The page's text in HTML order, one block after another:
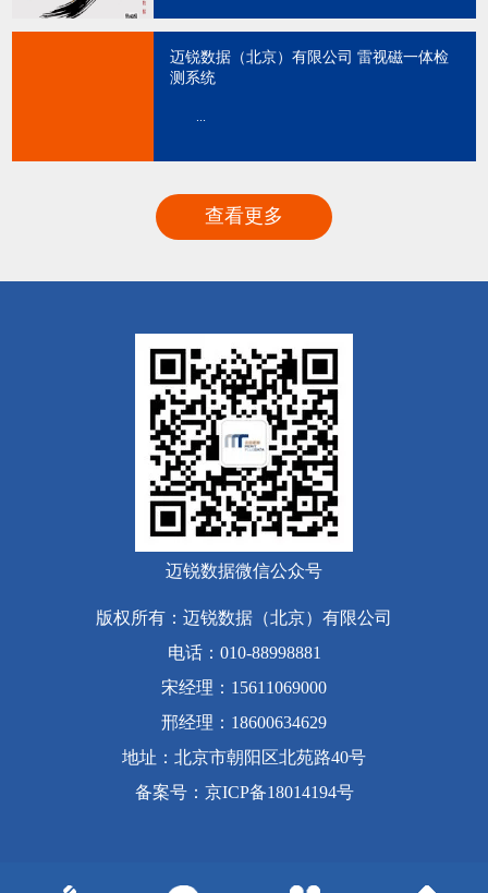
迈锐数据（北京）有限公司 雷视磁一体检
测系统
...
查看更多
迈锐数据微信公众号
版权所有：迈锐数据（北京）有限公司
电话：010-88998881
宋经理：15611069000
邢经理：18600634629
地址：北京市朝阳区北苑路40号
备案号： 京ICP备18014194号